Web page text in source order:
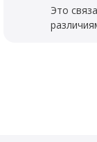
Это